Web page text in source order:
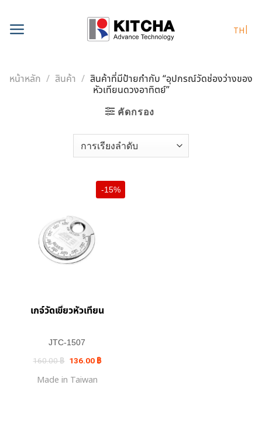
content
TH
หน้าหลัก / สินค้า / สินค้าที่มีป้ายกำกับ “อุปกรณ์วัดช่องว่างของ
หัวเทียนดวงอาทิตย์”
คัดกรอง
-15%
เกจ์วัดเขี้ยวหัวเทียน
JTC-1507
160.00฿ Original
price
160.00 ฿.
136.00 ฿Current
price
Made in Taiwan